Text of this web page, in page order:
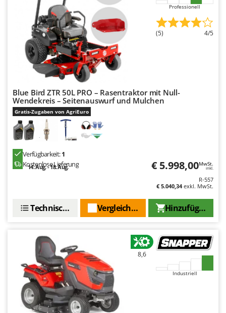
Omas
Ompagrill
Ooni
Oriental Koshin
Outdoorchef
P
Palazzetti
Palumbo Pavi
Partisani
Paterlini
Philips
Pramac
Reber
Redback
Resto Italia
Ribimex
Ripartrak
Professionell
(5) 4/5
Blue Bird ZTR 50L PRO – Rasentraktor mit Null-
Wendekreis – Seitenauswurf und Mulchen
Gratis-Zugaben von AgriEuro
Verfügbarkeit:1
Kostenlose Lieferung
14. Aug. - 18. Aug. € 5.998,00MwSt.
inkl.
R-557
€ 5.040,34exkl. MwSt.
Hinzufügen
Vergleichen Sie
Technische Daten
8,6
Industriell